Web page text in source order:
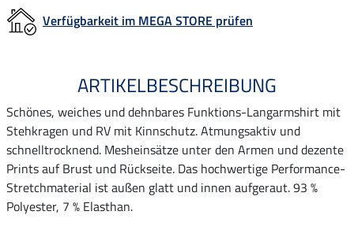
Verfügbarkeit im MEGA STORE prüfen
ARTIKELBESCHREIBUNG
Schönes, weiches und dehnbares Funktions-Langarmshirt mit
Stehkragen und RV mit Kinnschutz. Atmungsaktiv und
schnelltrocknend. Mesheinsätze unter den Armen und dezente
Prints auf Brust und Rückseite. Das hochwertige Performance-
Stretchmaterial ist außen glatt und innen aufgeraut. 93 %
Polyester, 7 % Elasthan.